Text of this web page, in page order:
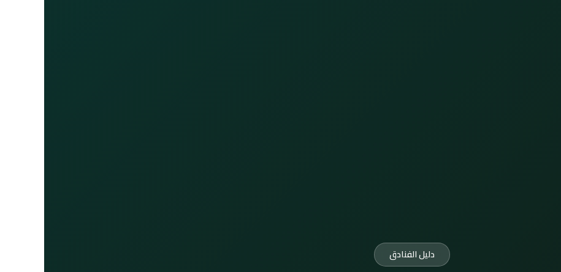
دليل الفنادق